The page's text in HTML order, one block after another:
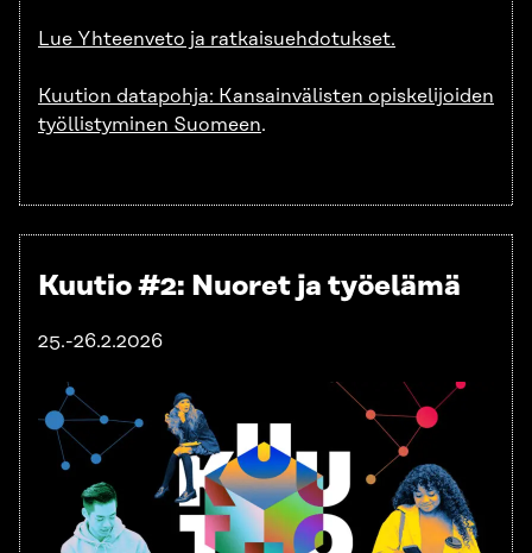
Lue Yhteenveto ja ratkaisuehdotukset.
Kuution datapohja: Kansainvälisten opiskelijoiden
työllistyminen Suomeen.
Kuutio #2: Nuoret ja työelämä
25.-26.2.2026